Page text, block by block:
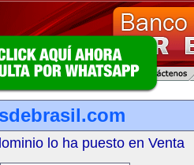
lo ha puesto en Venta